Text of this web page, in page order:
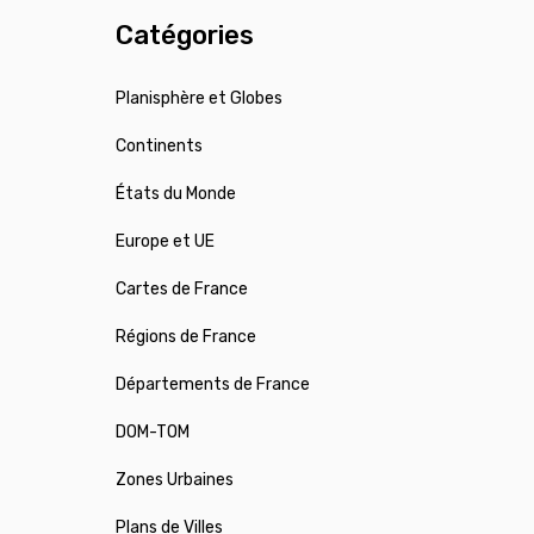
Catégories
Planisphère et Globes
Continents
États du Monde
Europe et UE
Cartes de France
Régions de France
Départements de France
DOM-TOM
Zones Urbaines
Plans de Villes